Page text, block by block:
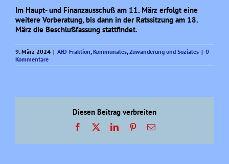
Im Haupt- und Finanzausschuß am 11. März erfolgt eine
weitere Vorberatung, bis dann in der Ratssitzung am 18.
März die Beschlußfassung stattfindet.
9. März 2024 | AfD-Fraktion,Kommunales,Zuwanderung und Soziales | 0
Kommentare
Diesen Beitrag verbreiten
Facebook LinkedInPinterest
E-